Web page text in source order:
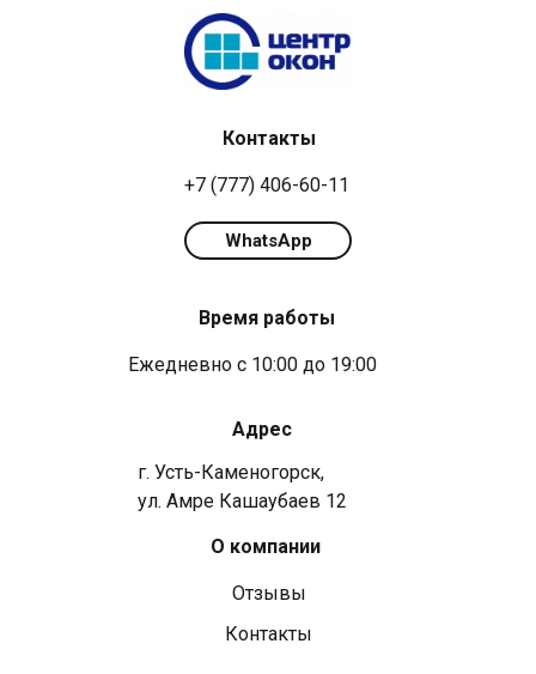
+7 (777) 406-60-11
Ежедневно с 10:00 до 19:00
Отзывы
Контакты
г. Усть-Каменогорск,
ул. Амре Кашаубаев 12
О компании
Адрес
Время работы
Контакты
WhatsApp